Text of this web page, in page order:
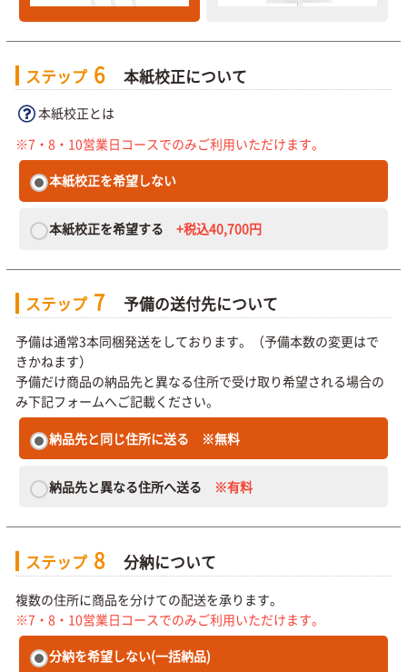
ステップ 6 本紙校正について
本紙校正とは
※7・8・10営業日コースでのみご利用いただけます。
本紙校正を希望しない
本紙校正を希望する +税込40,700円
ステップ 7 予備の送付先について
予備は通常3本同梱発送をしております。（予備本数の変更はで
きかねます）
予備だけ商品の納品先と異なる住所で受け取り希望される場合の
み下記フォームへご記載ください。
納品先と同じ住所に送る ※無料
納品先と異なる住所へ送る ※有料
ステップ 8 分納について
複数の住所に商品を分けての配送を承ります。
※7・8・10営業日コースでのみご利用いただけます。
分納を希望しない(一括納品)